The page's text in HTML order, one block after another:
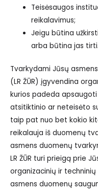
Teisėsaugos
reikalavimus;
Jeigu būtina
arba būtina jas tirti.
Tvarkydami Jūsų
(LR ŽŪR) įgyvendina
kurios padeda
atsitiktinio ar neteisėto
taip pat nuo bet kokio
reikalauja iš duomenų
asmens duomenų
LR ŽŪR turi prieigą prie
organizacinių ir
asmens duomenų